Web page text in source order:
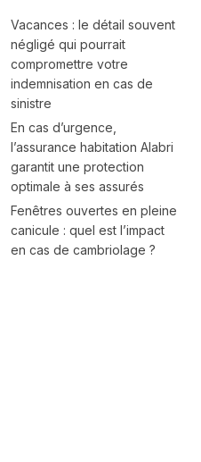
Vacances : le détail souvent
négligé qui pourrait
compromettre votre
indemnisation en cas de
sinistre
En cas d’urgence,
l’assurance habitation Alabri
garantit une protection
optimale à ses assurés
Fenêtres ouvertes en pleine
canicule : quel est l’impact
en cas de cambriolage ?